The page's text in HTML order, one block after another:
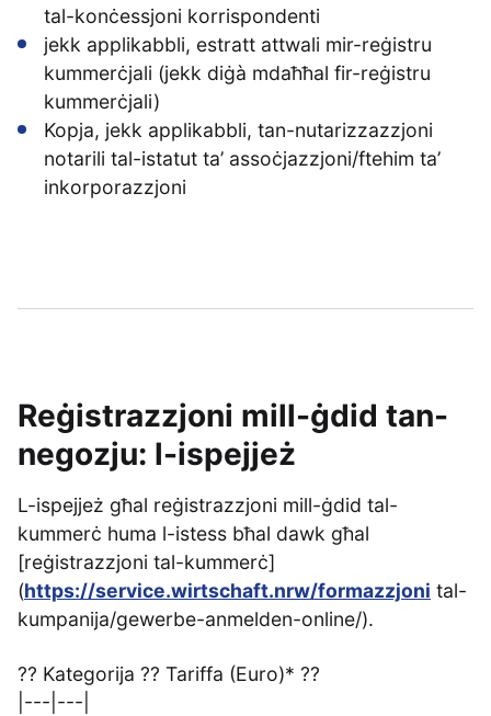
tal-konċessjoni korrispondenti
jekk applikabbli, estratt attwali mir-reġistru
kummerċjali (jekk diġà mdaħħal fir-reġistru
kummerċjali)
Kopja, jekk applikabbli, tan-nutarizzazzjoni
notarili tal-istatut ta’ assoċjazzjoni/ftehim ta’
inkorporazzjoni
Reġistrazzjoni mill-ġdid tan-
negozju: l-ispejjeż
L-ispejjeż għal reġistrazzjoni mill-ġdid tal-
kummerċ huma l-istess bħal dawk għal
[reġistrazzjoni tal-kummerċ]
(https://service.wirtschaft.nrw/formazzjoni tal-
kumpanija/gewerbe-anmelden-online/).
?? Kategorija ?? Tariffa (Euro)* ??
|---|---|